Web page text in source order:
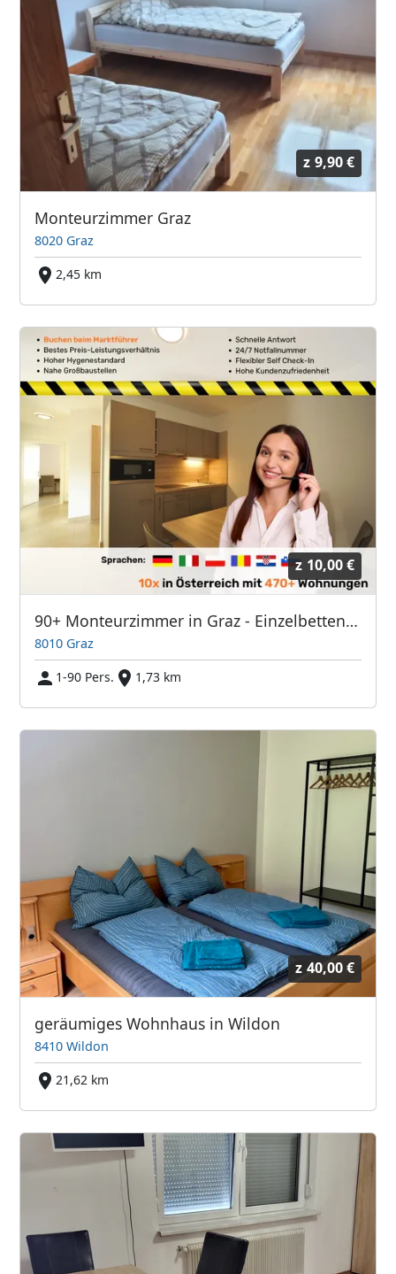
z 9,90 €
Monteurzimmer Graz
8020 Graz
2,45 km
z 10,00 €
90+ Monteurzimmer in Graz - Einzelbetten - Parkplätze - WIFI - Küchen - schnelle Antwort
8010 Graz
1-90 Pers.
1,73 km
z 40,00 €
geräumiges Wohnhaus in Wildon
8410 Wildon
21,62 km